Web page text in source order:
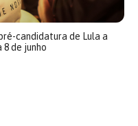
candidatura de Lula a
8 de junho